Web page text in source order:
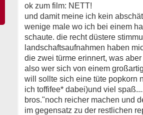
ok zum film: NETT!
und damit meine ich kein
wenige male wo ich bei einem
schaute. die recht düstere
landschaftsaufnahmen haben
die zwei türme erinnert, was
also wer sich von einem
will sollte sich eine tüte popkorn
ich toffifee* dabei)und viel
bros."noch reicher machen und
im gegensatz zu der restlichen